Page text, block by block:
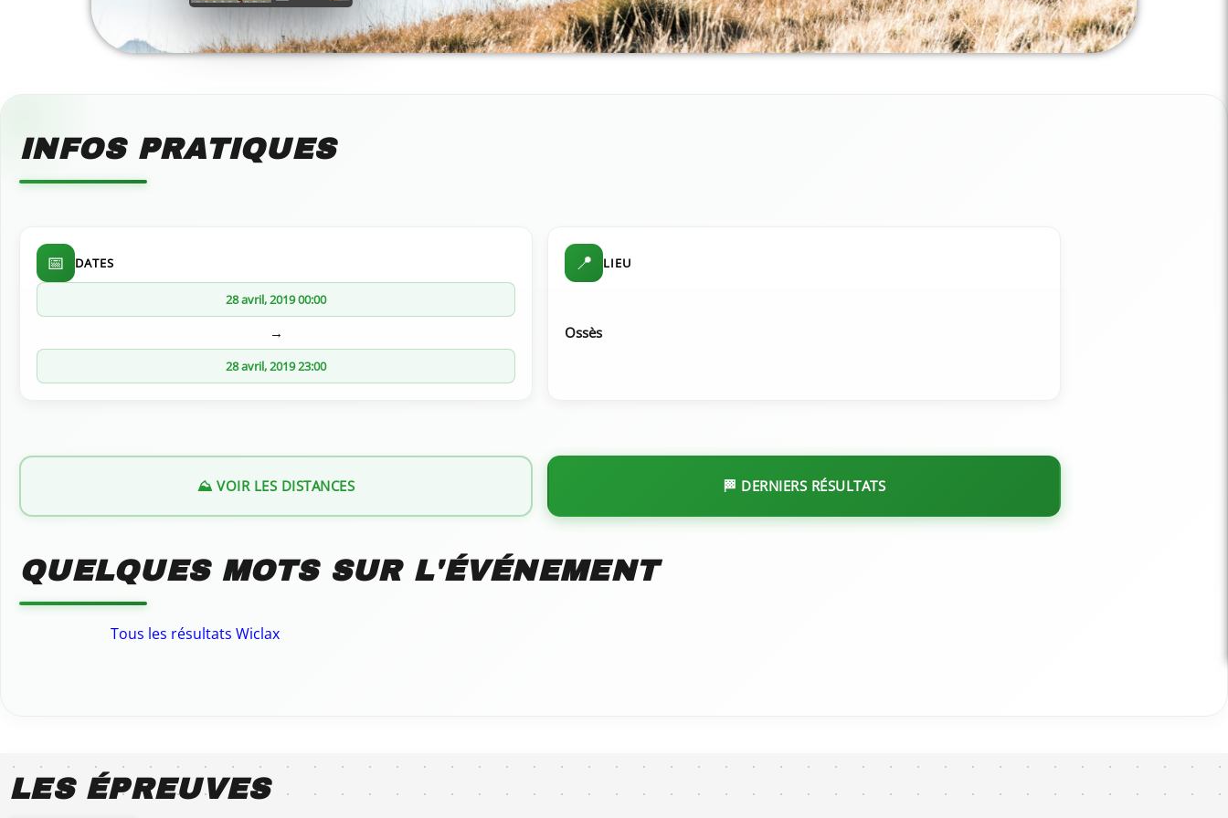
INFOS PRATIQUES
📅 DATES
28 avril, 2019 00:00
→
28 avril, 2019 23:00
📍 LIEU
Ossès
⛰️ VOIR LES DISTANCES 🏁 DERNIERS RÉSULTATS
QUELQUES MOTS SUR L'ÉVÉNEMENT
Tous les résultats Wiclax
LES ÉPREUVES